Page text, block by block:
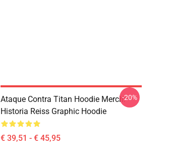
Ataque Contra Titan Hoodie Merch:
Historia Reiss Graphic Hoodie
€ 39,51 - € 45,95
-20%